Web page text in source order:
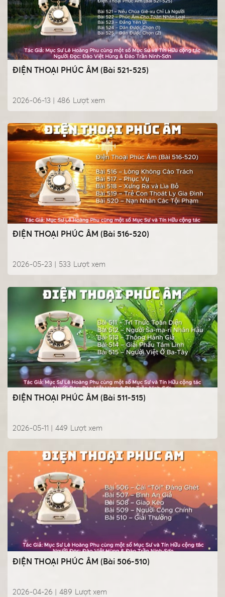
ĐIỆN THOẠI PHÚC ÂM (Bài 521-525)
2026-06-13 | Lượt xem
486
ĐIỆN THOẠI PHÚC ÂM (Bài 516-520)
2026-05-23 | Lượt xem
533
ĐIỆN THOẠI PHÚC ÂM (Bài 511-515)
2026-05-11 | Lượt xem
449
ĐIỆN THOẠI PHÚC ÂM (Bài 506-510)
2026-04-26 | Lượt xem
489